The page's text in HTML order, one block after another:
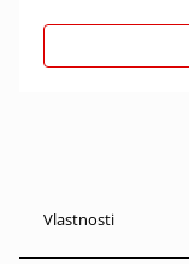
Vlastnosti